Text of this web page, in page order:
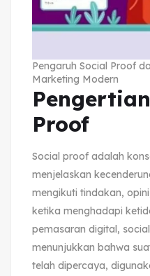
Pengaruh Social Proof
Marketing Modern
Proof
Social proof adalah
menjelaskan
mengikuti tindakan,
ketika menghadapi
pemasaran digital,
menunjukkan bahwa
telah dipercaya,